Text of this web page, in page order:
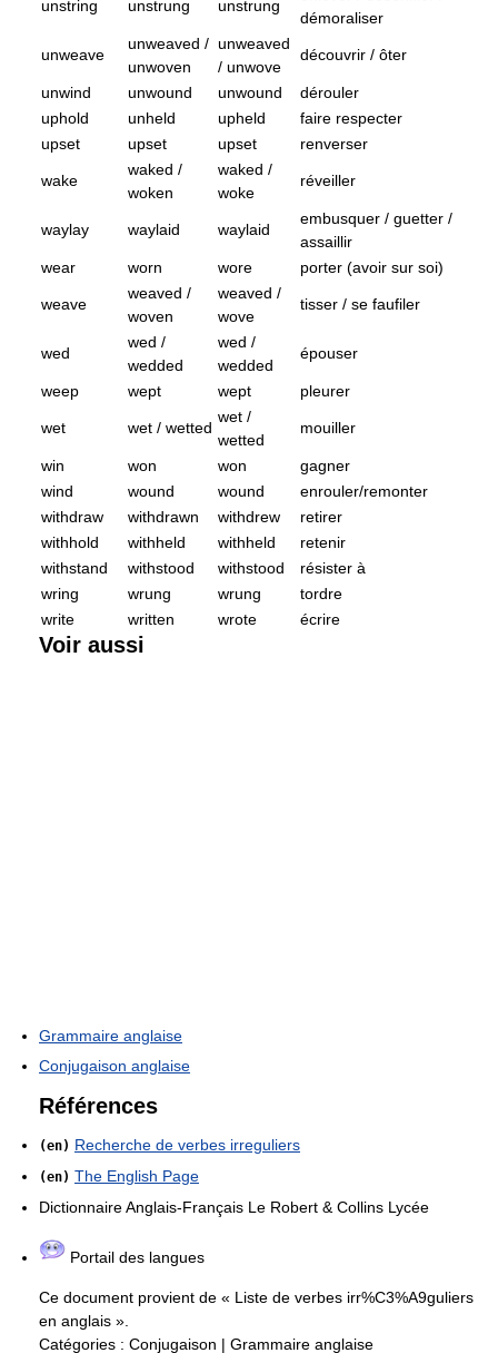
unstring unstrung unstrung
démoraliser
unweave
unweaved /
unwoven
unweaved
/ unwove
découvrir / ôter
unwind unwound unwound
dérouler
uphold
unheld upheld
faire respecter
upset
upset upset renverser
wake
waked /
woken
waked /
woke
réveiller
waylay waylaid waylaid
embusquer / guetter /
assaillir
wear
worn wore porter (avoir sur soi)
weave
weaved /
woven
weaved /
wove
tisser / se faufiler
wed
wed /
wedded
wed /
wedded
épouser
weep wept wept pleurer
wet wet / wetted
wet /
wetted
mouiller
win won won
gagner
wind
wound wound
enrouler/remonter
withdraw
withdrawn withdrew
retirer
withhold
withheld withheld
retenir
withstand
withstood withstood
résister à
wring
wrung wrung
tordre
write
written wrote écrire
Voir aussi
Grammaire anglaise
Conjugaison anglaise
Références
(en) Recherche de verbes irreguliers
(en) The English Page
Dictionnaire Anglais-Français Le Robert & Collins Lycée
Portail des langues
Ce document provient de « Liste de verbes irr%C3%A9guliers
en anglais ».
Catégories : Conjugaison | Grammaire anglaise